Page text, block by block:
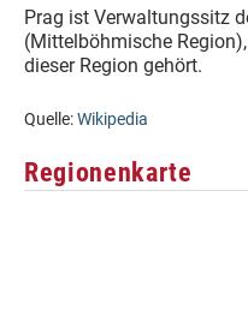
Prag ist Verwaltungssitz
(Mittelböhmische
dieser Region gehört.
Quelle:Wikipedia
Regionenkarte